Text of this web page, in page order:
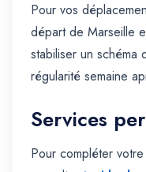
Pour vos
départ de Marseille
stabiliser un
régularité semaine
Services
Pour compléter